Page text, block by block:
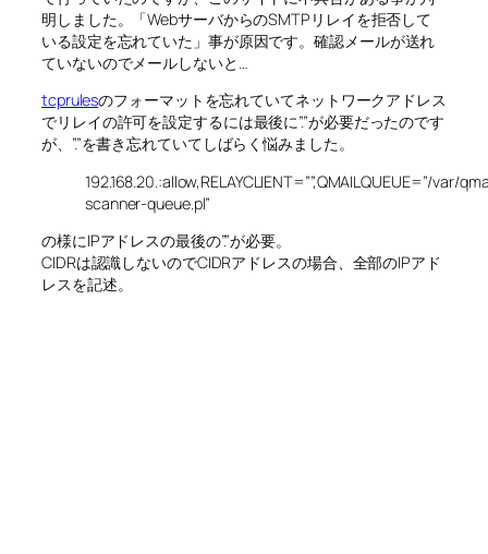
明しました。「WebサーバからのSMTPリレイを拒否して
いる設定を忘れていた」事が原因です。確認メールが送れ
ていないのでメールしないと…
tcprulesのフォーマットを忘れていてネットワークアドレス
でリレイの許可を設定するには最後に”.”が必要だったのです
が、”.”を書き忘れていてしばらく悩みました。
192.168.20.:allow,RELAYCLIENT=””,QMAILQUEUE=”/var/
scanner-queue.pl”
の様にIPアドレスの最後の”.”が必要。
CIDRは認識しないのでCIDRアドレスの場合、全部のIPアド
レスを記述。